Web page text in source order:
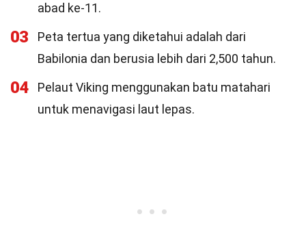
abad ke-11.
03
Peta tertua yang diketahui adalah dari
Babilonia dan berusia lebih dari 2,500 tahun.
04
Pelaut Viking menggunakan batu matahari
untuk menavigasi laut lepas.